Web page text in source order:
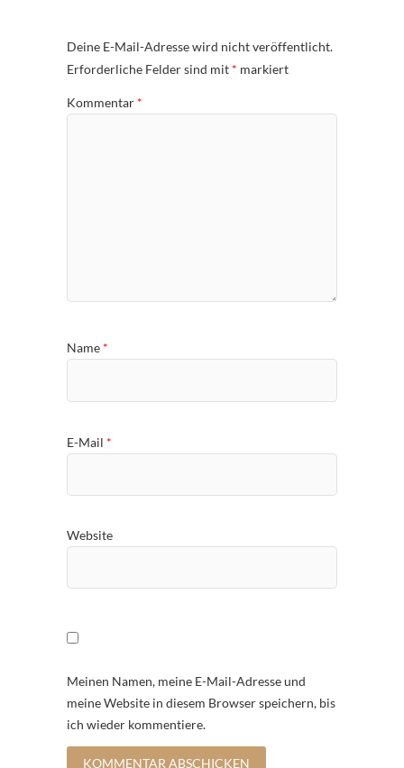
Deine E-Mail-Adresse wird nicht veröffentlicht.
Erforderliche Felder sind mit * markiert
Kommentar *
Name *
E-Mail *
Website
Meinen Namen, meine E-Mail-Adresse und
meine Website in diesem Browser speichern, bis
ich wieder kommentiere.